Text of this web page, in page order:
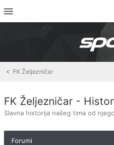
FK Željezničar
FK Željezničar -
Slavna historija našeg tima od
Forumi